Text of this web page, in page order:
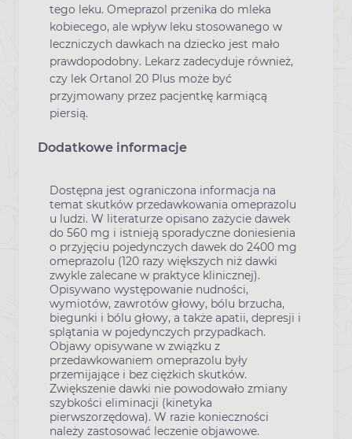
tego leku. Omeprazol przenika do mleka
kobiecego, ale wpływ leku stosowanego w
leczniczych dawkach na dziecko jest mało
prawdopodobny. Lekarz zadecyduje również,
czy lek Ortanol 20 Plus może być
przyjmowany przez pacjentkę karmiącą
piersią.
Dodatkowe informacje
Dostępna jest ograniczona informacja na
temat skutków przedawkowania omeprazolu
u ludzi. W literaturze opisano zażycie dawek
do 560 mg i istnieją sporadyczne doniesienia
o przyjęciu pojedynczych dawek do 2400 mg
omeprazolu (120 razy większych niż dawki
zwykle zalecane w praktyce klinicznej).
Opisywano występowanie nudności,
wymiotów, zawrotów głowy, bólu brzucha,
biegunki i bólu głowy, a także apatii, depresji i
splątania w pojedynczych przypadkach.
Objawy opisywane w związku z
przedawkowaniem omeprazolu były
przemijające i bez ciężkich skutków.
Zwiększenie dawki nie powodowało zmiany
szybkości eliminacji (kinetyka
pierwszorzędowa). W razie konieczności
należy zastosować leczenie objawowe.